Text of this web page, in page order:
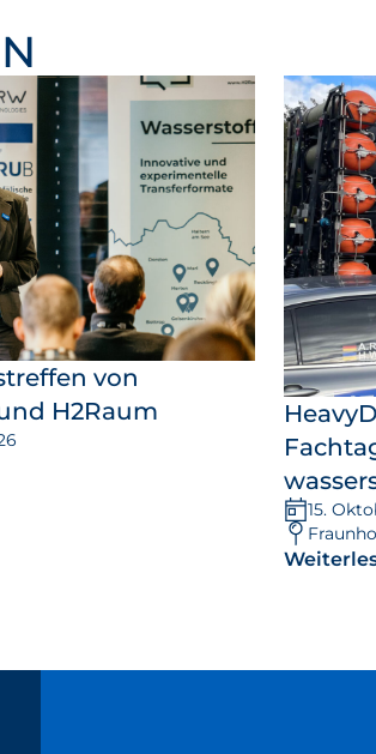
von
H2Raum
15.